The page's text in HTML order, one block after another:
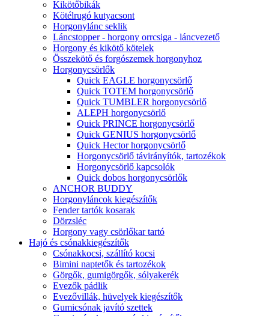
Kikötőbikák
Kötélrugó kutyacsont
Horgonylánc seklik
Láncstopper - horgony orrcsiga - láncvezető
Horgony és kikötő kötelek
Összekötő és forgószemek horgonyhoz
Horgonycsörlők
Quick EAGLE horgonycsörlő
Quick TOTEM horgonycsörlő
Quick TUMBLER horgonycsörlő
ALEPH horgonycsörlő
Quick PRINCE horgonycsörlő
Quick GENIUS horgonycsörlő
Quick Hector horgonycsörlő
Horgonycsörlő távirányítók, tartozékok
Horgonycsörlő kapcsolók
Quick dobos horgonycsörlők
ANCHOR BUDDY
Horgonyláncok kiegészítők
Fender tartók kosarak
Dörzsléc
Horgony vagy csörlőkar tartó
Hajó és csónakkiegészítők
Csónakkocsi, szállító kocsi
Bimini naptetők és tartozékok
Görgők, gumigörgők, sólyakerék
Evezők pádlik
Evezővillák, hüvelyek kiegészítők
Gumicsónak javító szettek